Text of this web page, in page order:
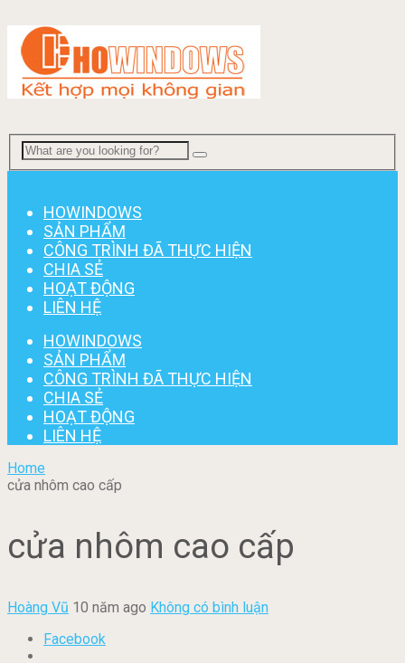
HOWINDOWS
SẢN PHẨM
CÔNG TRÌNH ĐÃ THỰC HIỆN
CHIA SẺ
HOẠT ĐỘNG
LIÊN HỆ
HOWINDOWS
SẢN PHẨM
CÔNG TRÌNH ĐÃ THỰC HIỆN
CHIA SẺ
HOẠT ĐỘNG
LIÊN HỆ
Home
cửa nhôm cao cấp
cửa nhôm cao cấp
Hoàng Vũ 10 năm ago Không có bình luận
Facebook